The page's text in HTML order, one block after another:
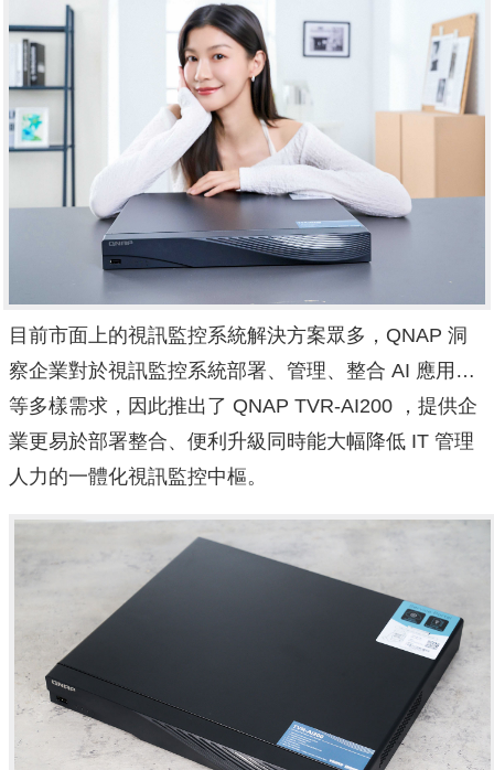
目前市面上的視訊監控系統解決方案眾多，QNAP 洞
察企業對於視訊監控系統部署、管理、整合 AI 應用…
等多樣需求，因此推出了 QNAP TVR-AI200 ，提供企
業更易於部署整合、便利升級同時能大幅降低 IT 管理
人力的一體化視訊監控中樞。